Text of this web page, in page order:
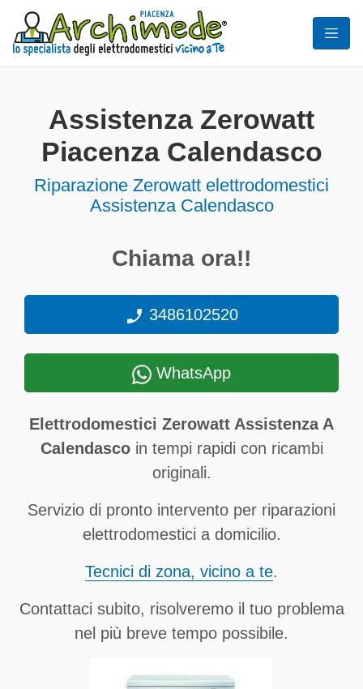
Assistenza Zerowatt
Piacenza Calendasco
Riparazione Zerowatt elettrodomestici
Assistenza Calendasco
Chiama ora!!
3486102520
WhatsApp
Elettrodomestici Zerowatt Assistenza A
Calendascoin tempi rapidi con ricambi
originali.
Servizio di pronto intervento per riparazioni
elettrodomestici a domicilio.
Tecnici di zona, vicino a te.
Contattaci subito, risolveremo il tuo problema
nel più breve tempo possibile.